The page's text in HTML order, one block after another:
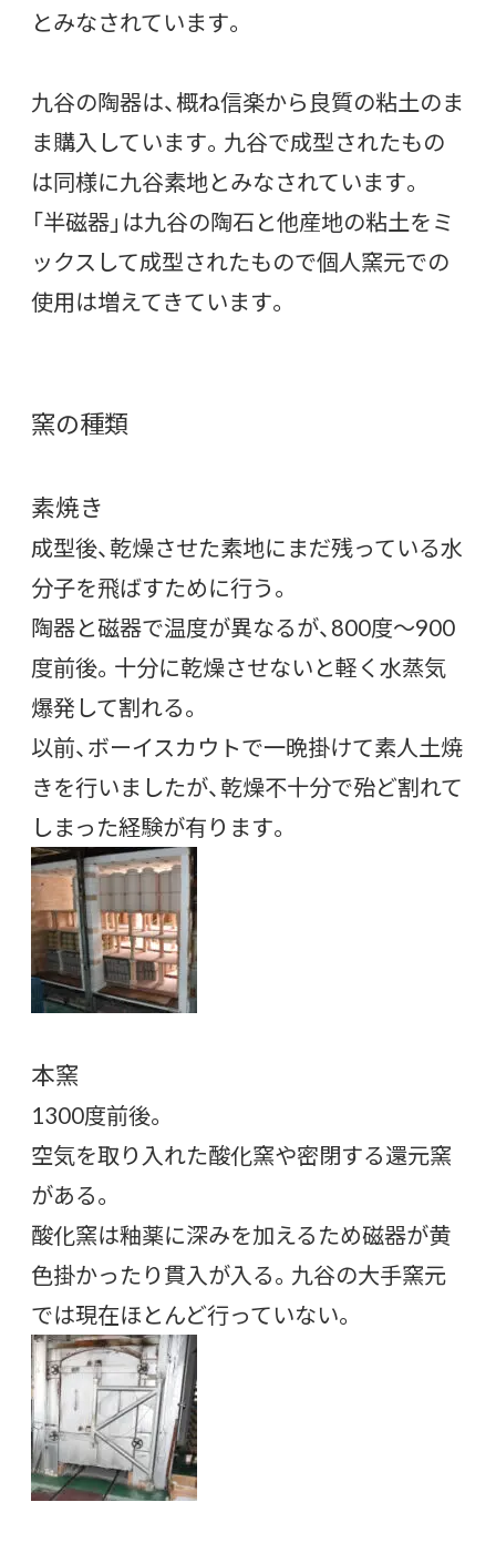
とみなされています。
九谷の陶器は、概ね信楽から良質の粘土のま
ま購入しています。九谷で成型されたもの
は同様に九谷素地とみなされています。
「半磁器」は九谷の陶石と他産地の粘土をミ
ックスして成型されたもので個人窯元での
使用は増えてきています。
窯の種類
素焼き
成型後、乾燥させた素地にまだ残っている水
分子を飛ばすために行う。
陶器と磁器で温度が異なるが、800度～900
度前後。十分に乾燥させないと軽く水蒸気
爆発して割れる。
以前、ボーイスカウトで一晩掛けて素人土焼
きを行いましたが、乾燥不十分で殆ど割れて
しまった経験が有ります。
本窯
1300度前後。
空気を取り入れた酸化窯や密閉する還元窯
がある。
酸化窯は釉薬に深みを加えるため磁器が黄
色掛かったり貫入が入る。九谷の大手窯元
では現在ほとんど行っていない。